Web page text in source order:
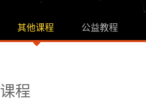
其他课程 公益教程
程